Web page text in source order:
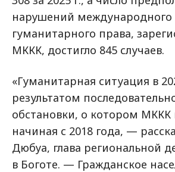
нарушений международного
гуманитарного права,
МККК, достигло 845 случаев.
«Гуманитарная ситуация в
результатом
обстановки, о котором
начиная с 2018 года, —
Дюбуа, глава региональной
в Боготе. — Гражданское